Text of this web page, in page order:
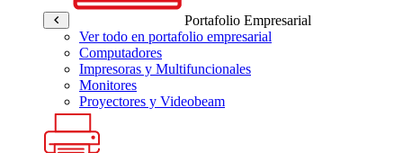
Portafolio Empresarial
Ver todo en portafolio empresarial
Computadores
Impresoras y Multifuncionales
Monitores
Proyectores y Videobeam